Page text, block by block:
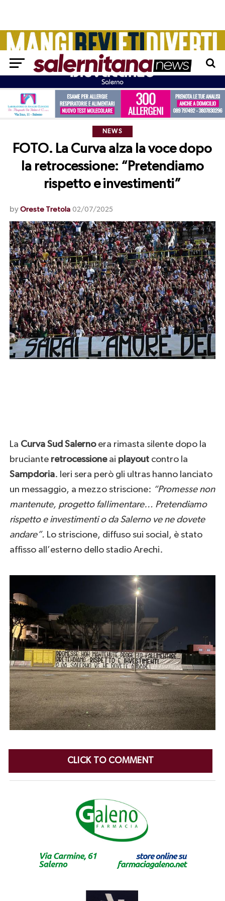
NEWS
FOTO. La Curva alza la voce dopo
la retrocessione: “Pretendiamo
rispetto e investimenti”
by Oreste Tretola 02/07/2025
La Curva Sud Salernoera rimasta silente dopo la
bruciante retrocessioneai playoutcontro la
Sampdoria. Ieri sera però gli ultras hanno lanciato
un messaggio, a mezzo striscione: “Promesse non
mantenute, progetto fallimentare… Pretendiamo
rispetto e investimenti o da Salerno ve ne dovete
andare”. Lo striscione, diffuso sui social, è stato
affisso all’esterno dello stadio Arechi.
CLICK TO COMMENT